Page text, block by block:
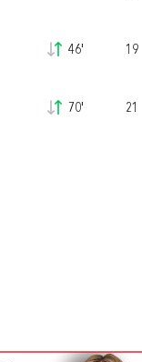
46'
70'
19
21